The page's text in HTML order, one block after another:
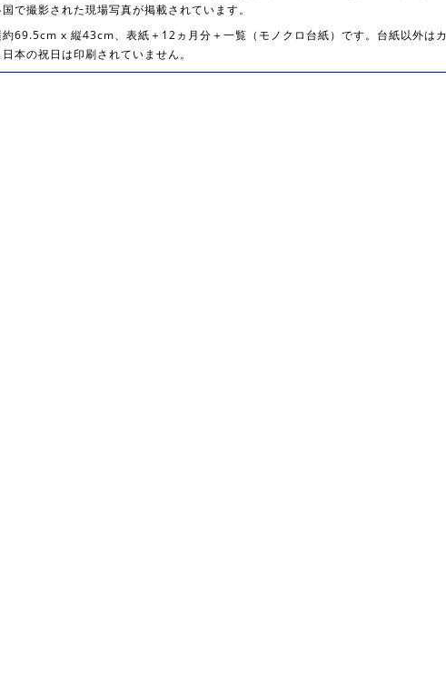
で撮影された現場写真が掲載されています。
69.5cm x 縦43cm、表紙＋12ヵ月分＋一覧（モノクロ台紙）です。台紙以外はカ
本の祝日は印刷されていません。